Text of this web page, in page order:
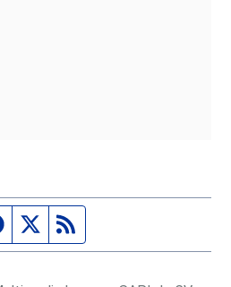
Página de Facebook
Fuente Twitter